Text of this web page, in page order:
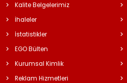
Kalite Belgelerimiz
İhaleler
İstatistikler
EGO Bülten
Kurumsal Kimlik
Reklam Hizmetleri